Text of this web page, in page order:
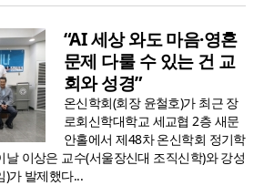
“AI 세상 와도 마음·영혼
문제 다룰 수 있는 건 교
회와 성경”
온신학회(회장 윤철호)가 최근 장
로회신학대학교 세교협 2층 새문
안홀에서 제48차 온신학회 정기학
이상은 교수(서울장신대 조직신학)와 강성
)가 발제했다...